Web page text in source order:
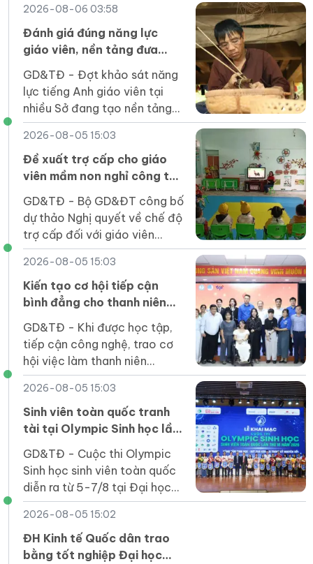
2026-08-06 03:58
Đánh giá đúng năng lực
giáo viên, nền tảng đưa
tiếng Anh thành ngôn ngữ
thứ hai
GD&TĐ - Đợt khảo sát năng
lực tiếng Anh giáo viên tại
nhiều Sở đang tạo nền tảng
dữ liệu để xây dựng kế hoạch
bồi dưỡng hiệu quả, thực
chất.
2026-08-05 15:03
Đề xuất trợ cấp cho giáo
viên mầm non nghỉ công tác
chưa được hưởng chế độ
GD&TĐ - Bộ GD&ĐT công bố
dự thảo Nghị quyết về chế độ
trợ cấp đối với giáo viên
mầm non đã nghỉ công tác
chưa được hưởng chế độ.
2026-08-05 15:03
Kiến tạo cơ hội tiếp cận
bình đẳng cho thanh niên
khuyết tật trong kỷ nguyên
số
GD&TĐ - Khi được học tập,
tiếp cận công nghệ, trao cơ
hội việc làm thanh niên
khuyết tật hoàn toàn có thể
trở thành nguồn lực phát triển
của quốc gia.
2026-08-05 15:03
Sinh viên toàn quốc tranh
tài tại Olympic Sinh học lần
GD&TĐ - Cuộc thi Olympic
Sinh học sinh viên toàn quốc
diễn ra từ 5-7/8 tại Đại học
Duy Tân thu hút 164 thí sinh
của 31 cơ sở giáo dục đại học
tham gia.
2026-08-05 15:02
ĐH Kinh tế Quốc dân trao
bằng tốt nghiệp Đại học